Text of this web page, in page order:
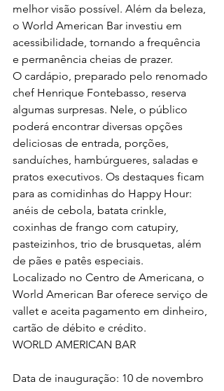
melhor visão possível. Além da beleza,
o World American Bar investiu em
acessibilidade, tornando a frequência
e permanência cheias de prazer.
O cardápio, preparado pelo renomado
chef Henrique Fontebasso, reserva
algumas surpresas. Nele, o público
poderá encontrar diversas opções
deliciosas de entrada, porções,
sanduíches, hambúrgueres, saladas e
pratos executivos. Os destaques ficam
para as comidinhas do Happy Hour:
anéis de cebola, batata crinkle,
coxinhas de frango com catupiry,
pasteizinhos, trio de brusquetas, além
de pães e patês especiais.
Localizado no Centro de Americana, o
World American Bar oferece serviço de
vallet e aceita pagamento em dinheiro,
cartão de débito e crédito.
WORLD AMERICAN BAR
Data de inauguração: 10 de novembro